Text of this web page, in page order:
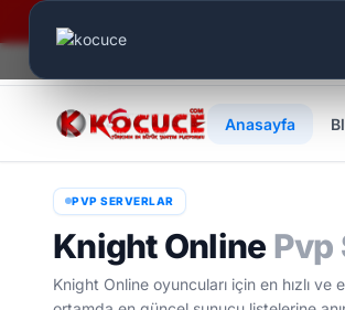
Anasayfa
PVP SERVERLAR
Knight Online Pvp
Knight Online oyuncuları için en hızlı ve